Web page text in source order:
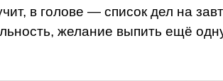
в голове — список дел на
желание выпить ещё